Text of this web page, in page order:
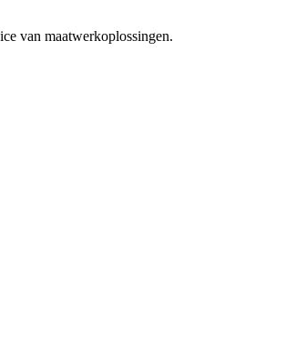
van maatwerkoplossingen.